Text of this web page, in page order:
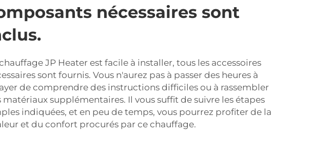
nécessaires sont
JP Heater est facile à installer, tous les accessoires
sont fournis. Vous n'aurez pas à passer des heures à
de comprendre des instructions difficiles ou à rassembler
matériaux supplémentaires. Il vous suffit de suivre les étapes
indiquées, et en peu de temps, vous pourrez profiter de la
et du confort procurés par ce chauffage.